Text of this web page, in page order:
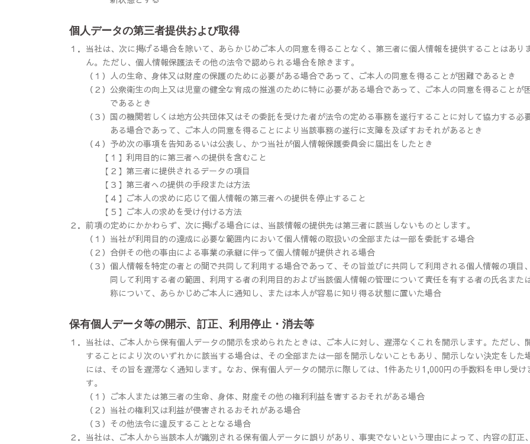
個人データの第三者提供および取得
１． 当社は、次に掲げる場合を除いて、あらかじめご本人の同意を得ることなく、第三者に個人情報を提供することはあり
ん。ただし、個人情報保護法その他の法令で認められる場合を除きます。
（１） 人の生命、身体又は財産の保護のために必要がある場合であって、ご本人の同意を得ることが困難であるとき
（２） 公衆衛生の向上又は児童の健全な育成の推進のために特に必要がある場合であって、ご本人の同意を得ることが
であるとき
（３） 国の機関若しくは地方公共団体又はその委託を受けた者が法令の定める事務を遂行することに対して協力する必
ある場合であって、ご本人の同意を得ることにより当該事務の遂行に支障を及ぼすおそれがあるとき
（４） 予め次の事項を告知あるいは公表し、かつ当社が個人情報保護委員会に届出をしたとき
【１】 利用目的に第三者への提供を含むこと
【２】 第三者に提供されるデータの項目
【３】 第三者への提供の手段または方法
【４】 ご本人の求めに応じて個人情報の第三者への提供を停止すること
【５】 ご本人の求めを受け付ける方法
２． 前項の定めにかかわらず、次に掲げる場合には、当該情報の提供先は第三者に該当しないものとします。
（１） 当社が利用目的の達成に必要な範囲内において個人情報の取扱いの全部または一部を委託する場合
（２） 合併その他の事由による事業の承継に伴って個人情報が提供される場合
（３） 個人情報を特定の者との間で共同して利用する場合であって、その旨並びに共同して利用される個人情報の項目
同して利用する者の範囲、利用する者の利用目的および当該個人情報の管理について責任を有する者の氏名また
称について、あらかじめご本人に通知し、または本人が容易に知り得る状態に置いた場合
保有個人データ等の開示、訂正、利用停止・消去等
１． 当社は、ご本人から保有個人データの開示を求められたときは、ご本人に対し、遅滞なくこれを開示します。ただし、
することにより次のいずれかに該当する場合は、その全部または一部を開示しないこともあり、開示しない決定をした
には、その旨を遅滞なく通知します。なお、保有個人データの開示に際しては、1件あたり1,000円の手数料を申し受け
す。
（１） ご本人または第三者の生命、身体、財産その他の権利利益を害するおそれがある場合
（２） 当社の権利又は利益が侵害されるおそれがある場合
（３） その他法令に違反することとなる場合
２． 当社は、ご本人から当該本人が識別される保有個人データに誤りがあり、事実でないという理由によって、内容の訂正